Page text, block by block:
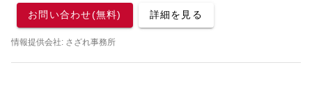
お問い合わせ(無料) 詳細を見る
情報提供会社: さざれ事務所